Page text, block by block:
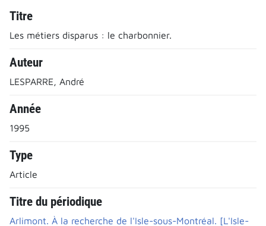
Titre
Les métiers disparus : le charbonnier.
Auteur
LESPARRE, André
Année
1995
Type
Article
Titre du périodique
Arlimont. À la recherche de l'Isle-sous-Montréal. [L'Isle-